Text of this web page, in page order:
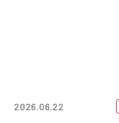
2026.06.22